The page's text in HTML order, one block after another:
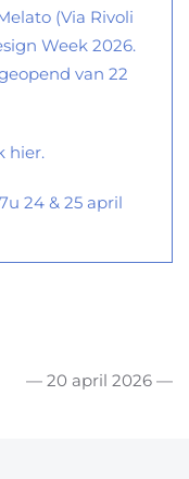
(Via Rivoli
Week 2026.
van 22
hier.
24 & 25 april
— 20 april 2026 —